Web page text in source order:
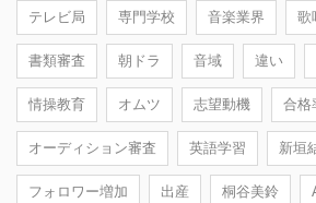
テレビ局 専門学校 音楽業界 歌
書類審査 朝ドラ 音域 違い
情操教育 オムツ 志望動機 合格
オーディション審査 英語学習 新垣
フォロワー増加 出産 桐谷美鈴